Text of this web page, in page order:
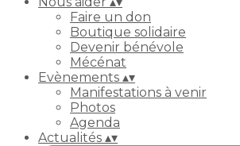
Faire un don
Boutique solidaire
Devenir bénévole
Mécénat
Evènements ▴▾
Manifestations à venir
Photos
Agenda
Actualités ▴▾